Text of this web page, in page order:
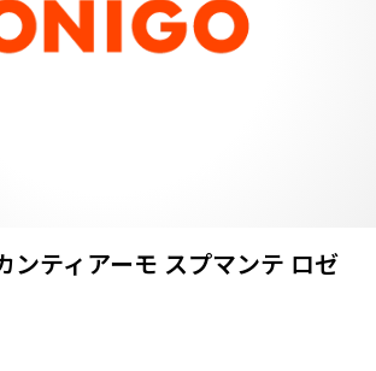
ンティアーモ スプマンテ ロゼ